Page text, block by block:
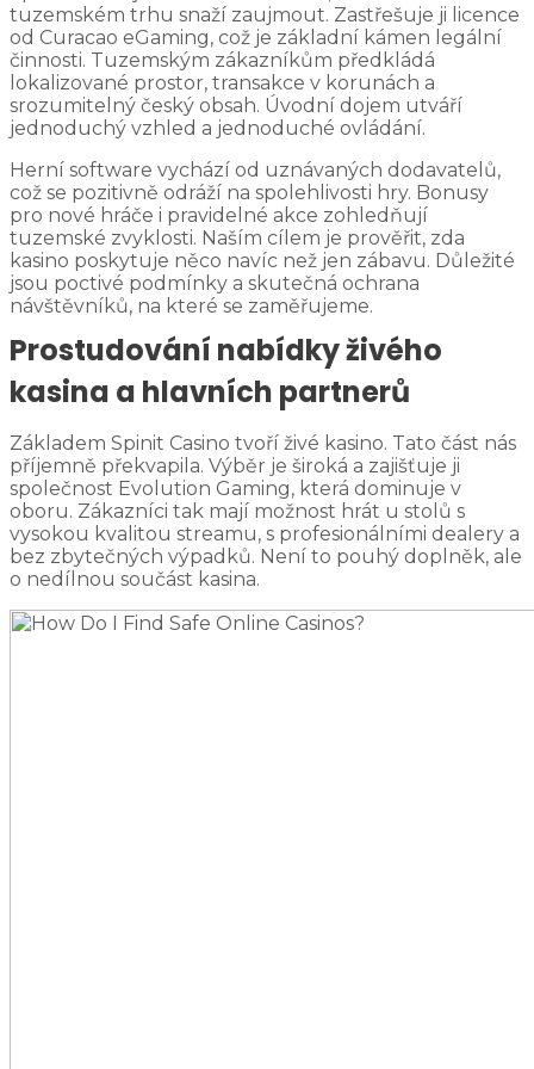
tuzemském trhu snaží zaujmout. Zastřešuje ji licence
od Curacao eGaming, což je základní kámen legální
činnosti. Tuzemským zákazníkům předkládá
lokalizované prostor, transakce v korunách a
srozumitelný český obsah. Úvodní dojem utváří
jednoduchý vzhled a jednoduché ovládání.
Herní software vychází od uznávaných dodavatelů,
což se pozitivně odráží na spolehlivosti hry. Bonusy
pro nové hráče i pravidelné akce zohledňují
tuzemské zvyklosti. Naším cílem je prověřit, zda
kasino poskytuje něco navíc než jen zábavu. Důležité
jsou poctivé podmínky a skutečná ochrana
návštěvníků, na které se zaměřujeme.
Prostudování nabídky živého
kasina a hlavních partnerů
Základem Spinit Casino tvoří živé kasino. Tato část nás
příjemně překvapila. Výběr je široká a zajišťuje ji
společnost Evolution Gaming, která dominuje v
oboru. Zákazníci tak mají možnost hrát u stolů s
vysokou kvalitou streamu, s profesionálními dealery a
bez zbytečných výpadků. Není to pouhý doplněk, ale
o nedílnou součást kasina.